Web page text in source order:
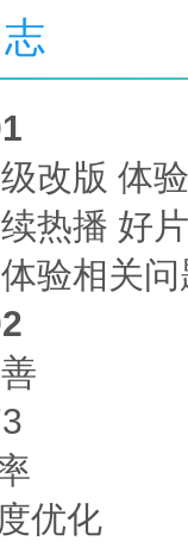
版 体验
播 好
验相关问
优化